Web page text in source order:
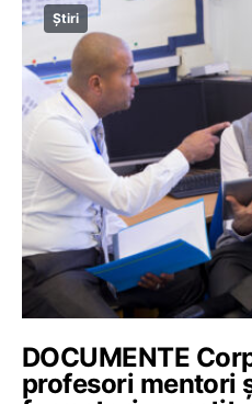
Știri
DOCUMENTE
profesori mentori